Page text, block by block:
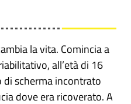
la vita. Comincia a
all’età di 16
scherma incontrato
dove era ricoverato. A